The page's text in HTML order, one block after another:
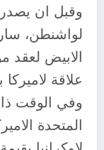
وقبل ان
لواشنطن،
الابيض
علاقة لاميركا
وفي الوقت
المتحدة